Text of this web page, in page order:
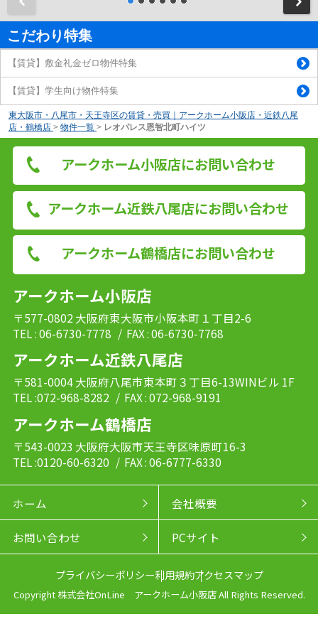
こだわり特集
【賃貸】敷金礼金ゼロ物件特集
【賃貸】学生向け物件特集
東大阪市・八尾市・天王寺区の賃貸・売買｜アークホーム小阪店・近鉄八尾
店・鶴橋店 > 物件一覧 > レオパレス恩智北町ハイツ
アークホーム小阪店にお問い合わせ
アークホーム近鉄八尾店にお問い合わせ
アークホーム鶴橋店にお問い合わせ
アークホーム小阪店
〒577-0802 大阪府東大阪市小阪本町１丁目2-6
TEL : 06-6730-7778 / FAX : 06-6730-7768
アークホーム近鉄八尾店
〒581-0004 大阪府八尾市東本町３丁目6-13WINビル 1F
TEL :072-968-8282 / FAX : 072-968-9191
アークホーム鶴橋店
〒543-0023 大阪府大阪市天王寺区味原町16-3
TEL :0120-60-6320 / FAX : 06-6777-6330
ホーム 会社概要
お問い合わせ PCサイト
プライバシーポリシー利用規約アクセスマップ
Copyright 株式会社OnLine アークホーム小阪店 All Rights Reserved.